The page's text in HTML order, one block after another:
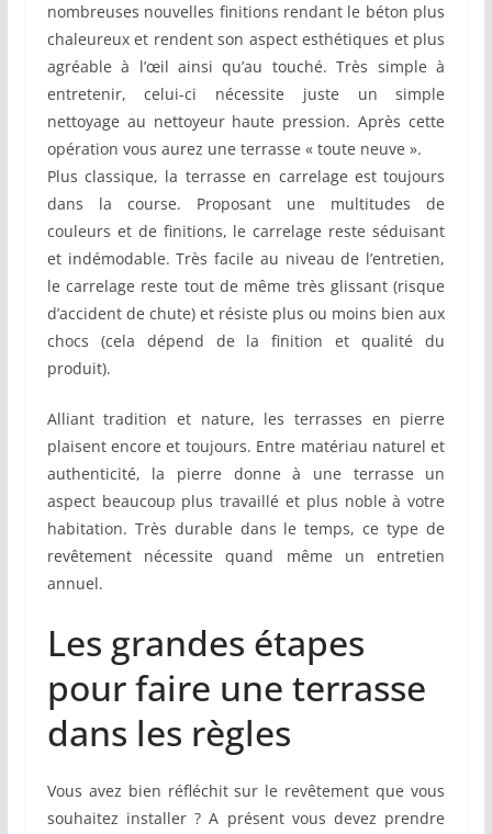
nombreuses nouvelles finitions rendant le béton plus
chaleureux et rendent son aspect esthétiques et plus
agréable à l’œil ainsi qu’au touché. Très simple à
entretenir, celui-ci nécessite juste un simple
nettoyage au nettoyeur haute pression. Après cette
opération vous aurez une terrasse « toute neuve ».
Plus classique, la terrasse en carrelage est toujours
dans la course. Proposant une multitudes de
couleurs et de finitions, le carrelage reste séduisant
et indémodable. Très facile au niveau de l’entretien,
le carrelage reste tout de même très glissant (risque
d’accident de chute) et résiste plus ou moins bien aux
chocs (cela dépend de la finition et qualité du
produit).
Alliant tradition et nature, les terrasses en pierre
plaisent encore et toujours. Entre matériau naturel et
authenticité, la pierre donne à une terrasse un
aspect beaucoup plus travaillé et plus noble à votre
habitation. Très durable dans le temps, ce type de
revêtement nécessite quand même un entretien
annuel.
Les grandes étapes
pour faire une terrasse
dans les règles
Vous avez bien réfléchit sur le revêtement que vous
souhaitez installer ? A présent vous devez prendre